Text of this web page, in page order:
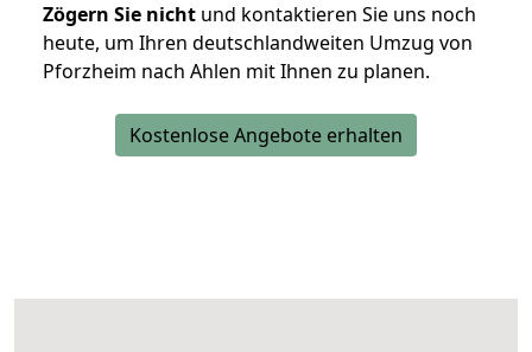
Zögern Sie nicht und kontaktieren Sie uns noch
heute, um Ihren deutschlandweiten Umzug von
Pforzheim nach Ahlen mit Ihnen zu planen.
Kostenlose Angebote erhalten